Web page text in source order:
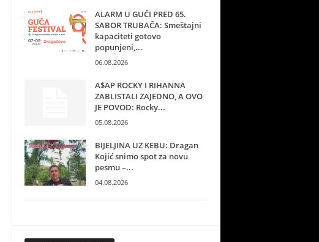
ALARM U GUČI PRED 65.
SABOR TRUBAČA: Smeštajni
kapaciteti gotovo
popunjeni,...
06.08.2026
A$AP ROCKY I RIHANNA
ZABLISTALI ZAJEDNO, A OVO
JE POVOD: Rocky...
05.08.2026
BIJELJINA UZ KEBU: Dragan
Kojić snimo spot za novu
pesmu –...
04.08.2026